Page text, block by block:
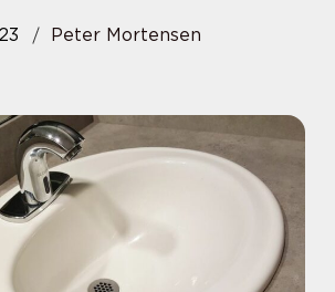
Peter Mortensen